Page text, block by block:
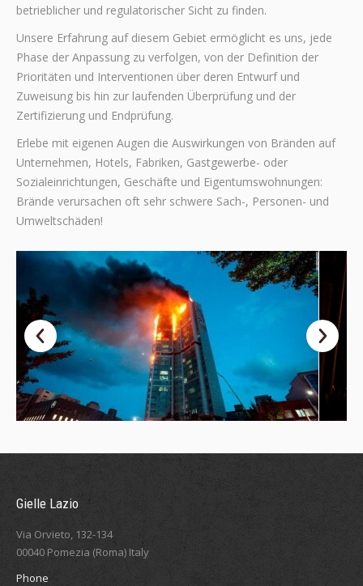
betrieblicher und regulatorischer Sicht zu finden.
Unsere Erfahrung auf diesem Gebiet ermöglicht es uns, jede
Phase der Anpassung zu verfolgen, von der Definition der
Prioritäten und Interventionen über deren Entwurf und
Zuweisung bis hin zur laufenden Überprüfung und der
Zertifizierung und Endprüfung.
Erlebe mit eigenen Augen die Auswirkungen von Bränden auf
Unternehmen, Hotels, Fabriken, Gastgewerbe- oder
Sozialeinrichtungen, Geschäfte und Eigentumswohnungen:
Brände verursachen oft sehr schwere Sach-, Personen- und
Umweltschäden!
Gielle Lazio
Via Orvieto, 132-134
00040 Pomezia (Roma) Italy
Phone